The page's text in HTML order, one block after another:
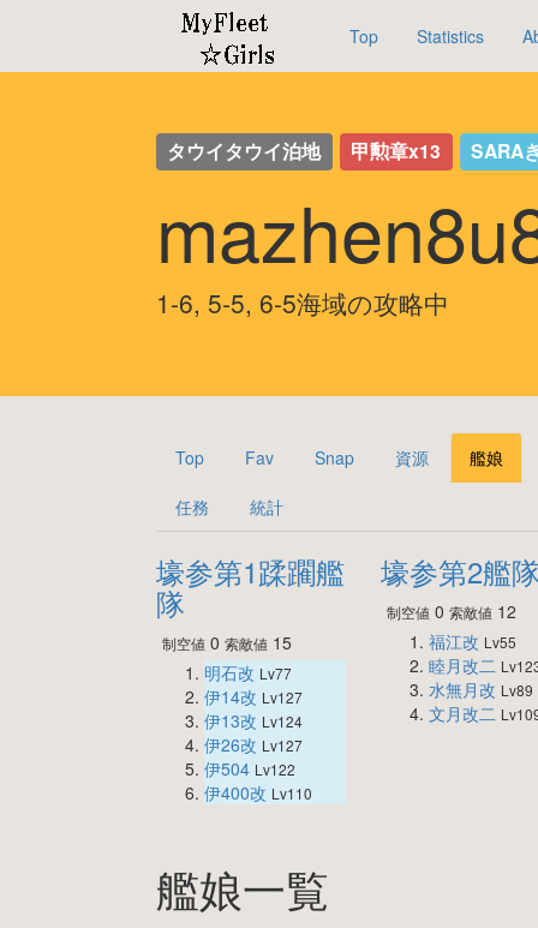
Top Statistics
タウイタウイ泊地 甲勲章x13 SARA
1-6, 5-5, 6-5海域の攻略中
Top Fav Snap 資源 艦娘
任務 統計
壕参第1蹂躙艦
隊
制空値 0 索敵値 15
明石改 Lv77
伊14改 Lv127
伊13改 Lv124
伊26改 Lv127
伊504 Lv122
伊400改 Lv110
壕参第2艦
制空値 0索敵値 12
福江改 Lv55
睦月改二
水無月改 Lv89
文月改二
艦娘一覧